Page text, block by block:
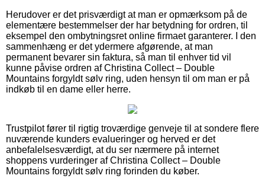
Herudover er det prisværdigt at man er opmærksom på de
elementære bestemmelser der har betydning for ordren, til
eksempel den ombytningsret online firmaet garanterer. I den
sammenhæng er det ydermere afgørende, at man
permanent bevarer sin faktura, så man til enhver tid vil
kunne påvise ordren af Christina Collect – Double
Mountains forgyldt sølv ring, uden hensyn til om man er på
indkøb til en dame eller herre.
Trustpilot fører til rigtig troværdige genveje til at sondere flere
nuværende kunders evalueringer og herved er det
anbefalelsesværdigt, at du ser nærmere på internet
shoppens vurderinger af Christina Collect – Double
Mountains forgyldt sølv ring forinden du køber.